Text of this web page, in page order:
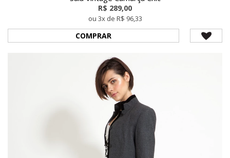
R$ 289,00
ou 3x de R$ 96,33
COMPRAR